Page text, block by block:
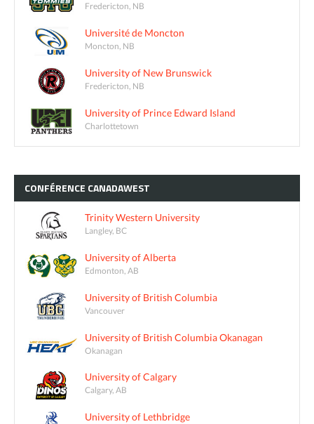
Fredericton, NB
Université de Moncton
Moncton, NB
University of New Brunswick
Fredericton, NB
University of Prince Edward Island
Charlottetown
CONFÉRENCE CANADAWEST
Trinity Western University
Langley, BC
University of Alberta
Edmonton, AB
University of British Columbia
Vancouver
University of British Columbia Okanagan
Okanagan
University of Calgary
Calgary, AB
University of Lethbridge